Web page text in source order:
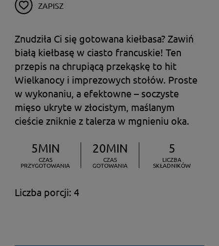
ZAPISZ
Znudziła Ci się gotowana kiełbasa? Zawiń
białą kiełbasę w ciasto francuskie! Ten
przepis na chrupiącą przekąskę to hit
Wielkanocy i imprezowych stołów. Proste
w wykonaniu, a efektowne – soczyste
mięso ukryte w złocistym, maślanym
cieście zniknie z talerza w mgnieniu oka.
5MIN
CZAS
PRZYGOTOWANIA
20MIN
CZAS
GOTOWANIA
5
LICZBA
SKŁADNIKÓW
Liczba porcji: 4